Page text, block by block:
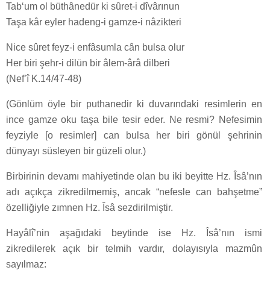
Tab‘um ol büthânedür ki sûret-i dîvârınun
Taşa kâr eyler hadeng-i gamze-i nâzikteri
Nice sûret feyz-i enfâsumla cân bulsa olur
Her biri şehr-i dilün bir âlem-ârâ dilberi
(Nef’î K.14/47-48)
(Gönlüm öyle bir puthanedir ki duvarındaki resimlerin en
ince gamze oku taşa bile tesir eder. Ne resmi? Nefesimin
feyziyle [o resimler] can bulsa her biri gönül şehrinin
dünyayı süsleyen bir güzeli olur.)
Birbirinin devamı mahiyetinde olan bu iki beyitte Hz. Îsâ’nın
adı açıkça zikredilmemiş, ancak “nefesle can bahşetme”
özelliğiyle zımnen Hz. Îsâ sezdirilmiştir.
Hayâlî’nin aşağıdaki beytinde ise Hz. Îsâ’nın ismi
zikredilerek açık bir telmih vardır, dolayısıyla mazmûn
sayılmaz: